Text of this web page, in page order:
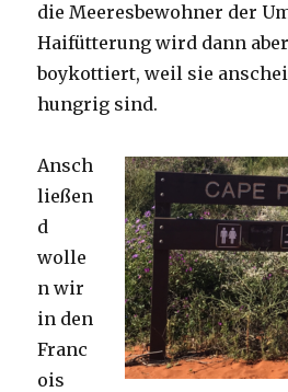
die Meeresbewohner der
Haifütterung wird dann
boykottiert, weil sie
hungrig sind.
Ansch
ließen
d
wolle
n wir
in den
Franc
ois